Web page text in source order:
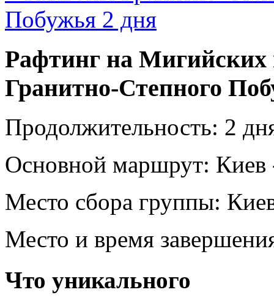
Рафтинг на Мигийских
Гранитно-Степного
Продолжительность: 2
Основной маршрут: Киев
Место сбора группы:
Место и время
Что уникального